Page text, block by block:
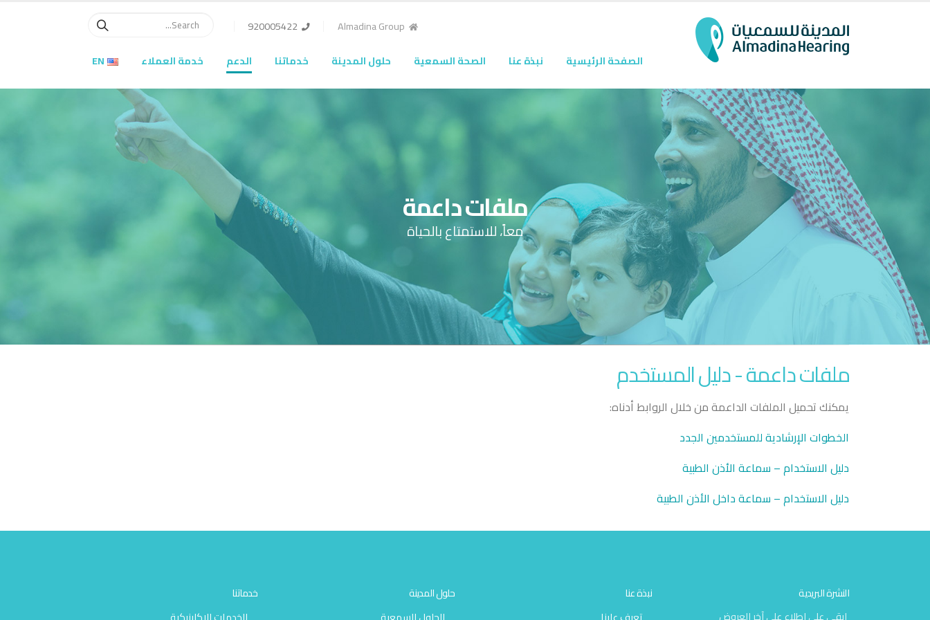
Almadina Group
920005422
الصفحة الرئيسية نبذة عنا الصحة السمعية حلول المدينة خدماتنا الدعم خدمة العملاء EN
ملفات داعمة
معاً، للاستمتاع بالحياة
ملفات داعمة - دليل المستخدم
يمكنك تحميل الملفات الداعمة من خلال الروابط أدناه:
الخطوات الإرشادية للمستخدمين الجدد
دليل الاستخدام – سماعة الأذن الطبية
دليل الاستخدام – سماعة داخل الأذن الطبية
النشرة البريدية
ابقى على اطلاع على آخر العروض
نبذة عنا
حلول المدينة
خدماتنا